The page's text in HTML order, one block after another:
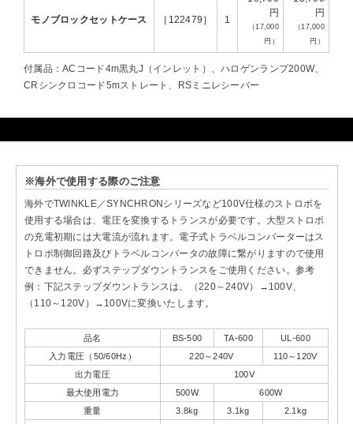
モノブロックセットケース ［122479］ 1
円
（17,000
円）
円
（17,000
円）
付属品：ACコード4m黒丸J（インレット）、ハロゲンランプ200W、
CRシンクロコード5mストレート、RSミニレシーバー
※海外で使用する際のご注意
海外でTWINKLE／SYNCHRONシリーズなど100V仕様のストロボを
使用する場合は、電圧を変換するトランスが必要です。大型ストロボ
の充電初期には大電流が流れます。電子式トラベルコンバーターはス
トロボ制御回路及びトラベルコンバータの故障に繋がりますので使用
できません。必ずステップダウントランスをご使用ください。参考
例：下記ステップダウントランスは、（220～240V）→100V、
（110～120V）→100Vに変換いたします。
品名 BS-500 TA-600
UL-600
入力電圧（50/60Hz）
220～240V
110～120V
出力電圧
100V
最大使用電力
500W
600W
重量
3.8kg 3.1kg
2.1kg